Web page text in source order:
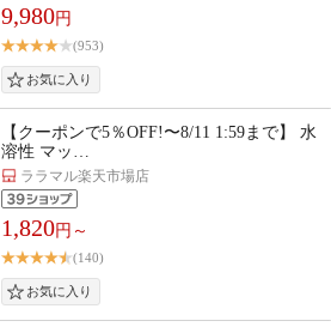
9,980円
(953)
【クーポンで5％OFF!〜8/11 1:59まで】 水
溶性 マッ…
ララマル楽天市場店
1,820円～
(140)